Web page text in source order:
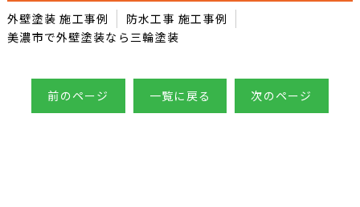
外壁塗装 施工事例
防水工事 施工事例
美濃市で外壁塗装なら三輪塗装
前のページ 一覧に戻る 次のページ